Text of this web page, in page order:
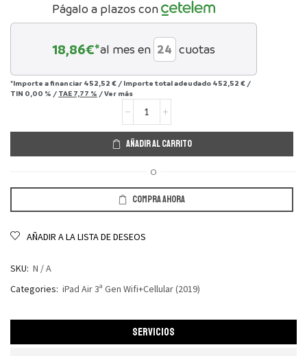
Págalo a plazos con
18,86€*al mes en cuotas
*Importe a financiar 452,52 € / Importe total adeudado 452,52 € /
TIN 0,00 % / TAE 7,77 % /Ver más
AÑADIR AL CARRITO
O
COMPRA AHORA
AÑADIR A LA LISTA DE DESEOS
SKU: N / A
Categories: iPad Air 3ª Gen Wifi+Cellular (2019)
SERVICIOS